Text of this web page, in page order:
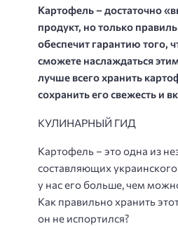
Картофель – достаточно
продукт, но только
обеспечит гарантию того,
сможете наслаждаться
лучше всего хранить
сохранить его свежесть и
КУЛИНАРНЫЙ ГИД
Картофель – это одна из
составляющих
у нас его больше, чем
Как правильно хранить
он не испортился?